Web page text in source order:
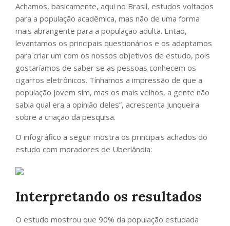
Achamos, basicamente, aqui no Brasil, estudos voltados
para a população acadêmica, mas não de uma forma
mais abrangente para a população adulta. Então,
levantamos os principais questionários e os adaptamos
para criar um com os nossos objetivos de estudo, pois
gostaríamos de saber se as pessoas conhecem os
cigarros eletrônicos. Tínhamos a impressão de que a
população jovem sim, mas os mais velhos, a gente não
sabia qual era a opinião deles”, acrescenta Junqueira
sobre a criação da pesquisa.
O infográfico a seguir mostra os principais achados do
estudo com moradores de Uberlândia:
Interpretando os resultados
O estudo mostrou que 90% da população estudada